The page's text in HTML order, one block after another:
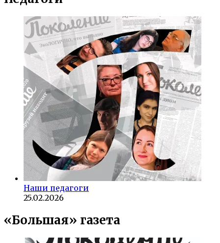
Наши педагоги
25.02.2026
«Большая» газета